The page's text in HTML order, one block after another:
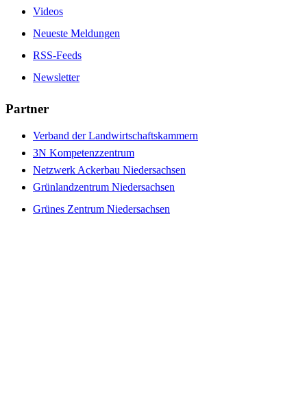
Videos
Neueste Meldungen
RSS-Feeds
Newsletter
Partner
Verband der Landwirtschaftskammern
3N Kompetenzzentrum
Netzwerk Ackerbau Niedersachsen
Grünlandzentrum Niedersachsen
Grünes Zentrum Niedersachsen